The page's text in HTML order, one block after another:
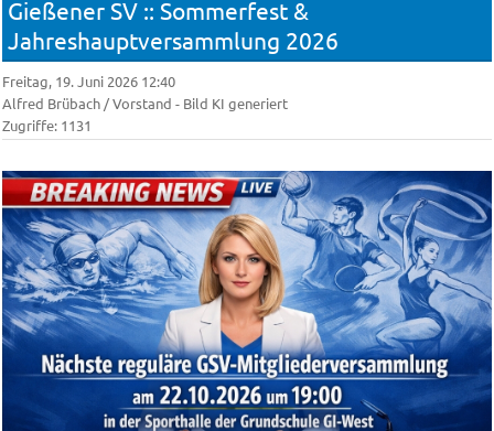
Gießener SV :: Sommerfest &
Jahreshauptversammlung 2026
Freitag, 19. Juni 2026 12:40
Alfred Brübach / Vorstand - Bild KI generiert
Zugriffe: 1131